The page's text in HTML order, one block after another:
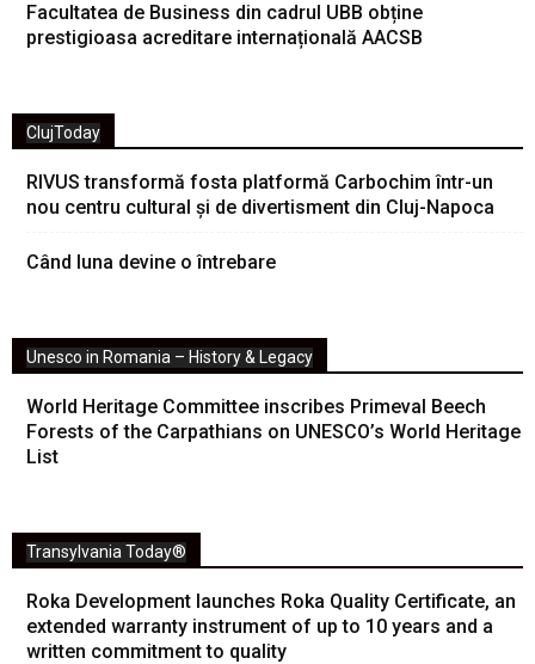
Facultatea de Business din cadrul UBB obține
prestigioasa acreditare internațională AACSB
ClujToday
RIVUS transformă fosta platformă Carbochim într-un
nou centru cultural și de divertisment din Cluj-Napoca
Când luna devine o întrebare
Unesco in Romania – History & Legacy
World Heritage Committee inscribes Primeval Beech
Forests of the Carpathians on UNESCO’s World Heritage
List
Transylvania Today®
Roka Development launches Roka Quality Certificate, an
extended warranty instrument of up to 10 years and a
written commitment to quality